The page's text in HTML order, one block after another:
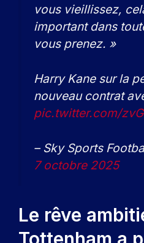
vous vieillissez,
important dans
vous prenez. »
Harry Kane sur la
nouveau contrat
pic.twitter.com/
– Sky Sports
7 octobre 2025
Le rêve